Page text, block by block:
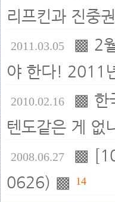
리프킨과 진중
2011.03.05 ▩ 2
야 한다! 2011
2010.02.16 ▩ 한
텐도같은 게 없
2008.06.27 ▩
0626) ▩ 14